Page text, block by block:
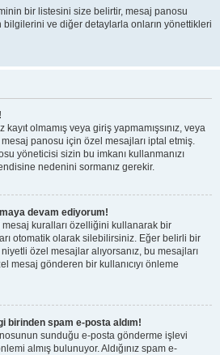
bir listesini size belirtir, mesaj panosu
ve diğer detaylarla onların yönettikleri
olmamış veya giriş yapmamışsınız, veya
panosu için özel mesajları iptal etmiş.
yöneticisi sizin bu imkanı kullanmanızı
nedenini sormanız gerekir.
devam ediyorum!
mesaj kuralları özelliğini kullanarak bir
otomatik olarak silebilirsiniz. Eğer belirli bir
özel mesajlar alıyorsanız, bu mesajları
mesaj gönderen bir kullanıcıyı önleme
birinden spam e-posta aldım!
sunduğu e-posta gönderme işlevi
almış bulunuyor. Aldığınız spam e-